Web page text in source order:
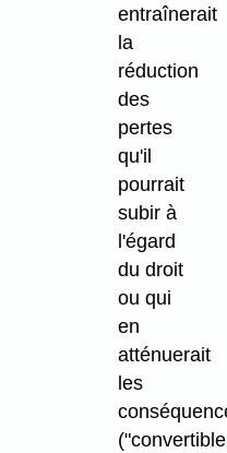
entraînerait
la
réduction
des
pertes
qu'il
pourrait
subir à
l'égard
du droit
ou qui
en
atténuerait
les
("convertible